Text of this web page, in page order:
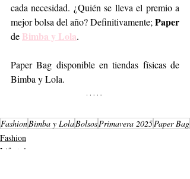
cada necesidad. ¿Quién se lleva el premio a
mejor bolsa del año? Definitivamente; Paper
de Bimba y Lola.
Paper Bag disponible en tiendas físicas de
Bimba y Lola.
FashionBimba y LolaBolsosPrimavera 2025Paper Bag
Fashion
Lifestyle